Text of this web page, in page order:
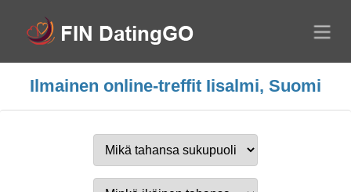
Ilmainen online-treffit Iisalmi, Suomi